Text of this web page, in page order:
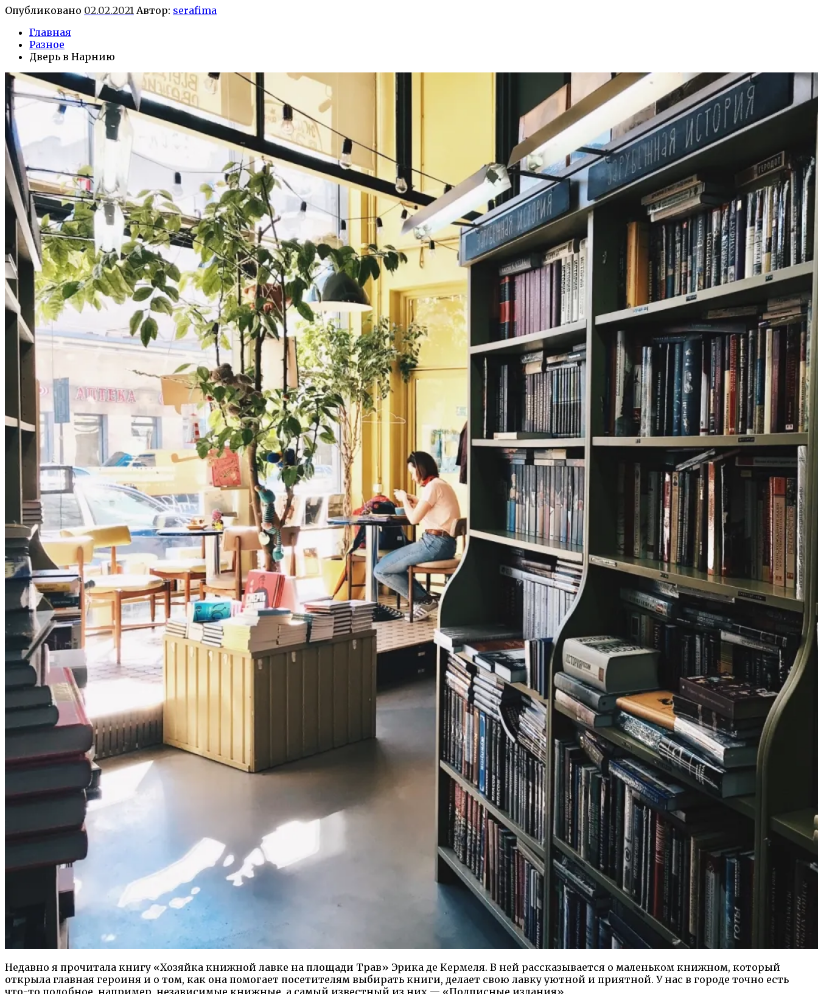
Опубликовано 02.02.2021 Автор: serafima
Главная
Разное
Дверь в Нарнию
Недавно я прочитала книгу «Хозяйка книжной лавке на площади Трав» Эрика де Кермеля. В ней рассказывается о маленьком книжном, который
открыла главная героиня и о том, как она помогает посетителям выбирать книги, делает свою лавку уютной и приятной. У нас в городе точно есть
что-то подобное, например, независимые книжные, а самый известный из них — «Подписные издания».